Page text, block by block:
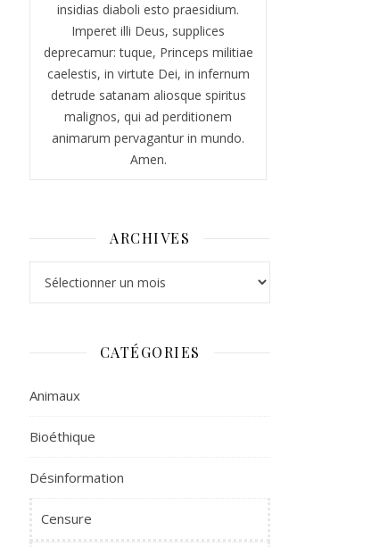
insidias diaboli esto praesidium.
Imperet illi Deus, supplices
deprecamur: tuque, Princeps militiae
caelestis, in virtute Dei, in infernum
detrude satanam aliosque spiritus
malignos, qui ad perditionem
animarum pervagantur in mundo.
Amen.
ARCHIVES
CATÉGORIES
Animaux
Bioéthique
Désinformation
Censure